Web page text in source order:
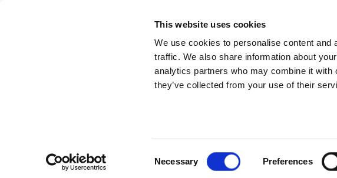
This website uses cookies
We use cookies to personalise content
traffic. We also share information about
analytics partners who may combine it with
they’ve collected from your use of their
Necessary Preferences